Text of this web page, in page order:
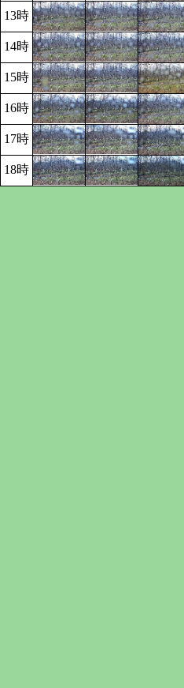
13時
14時
15時
16時
17時
18時